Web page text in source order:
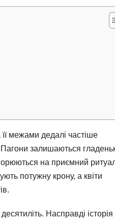
межами дедалі частіше
залишаються
на приємний
потужну крону, а квіти
Насправді історія